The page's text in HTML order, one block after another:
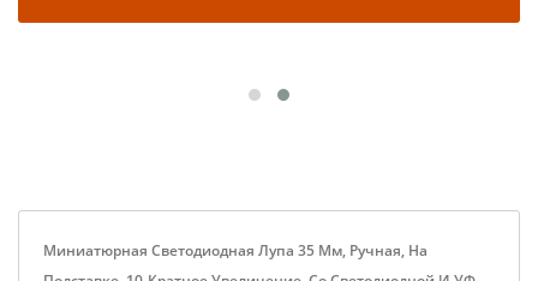
Миниатюрная Светодиодная Лупа 35 Мм, Ручная, На